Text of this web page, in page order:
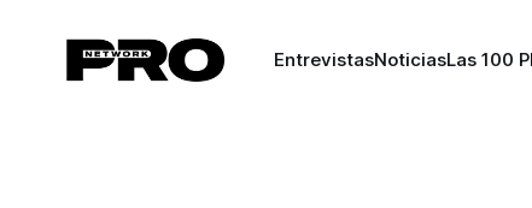
EntrevistasNoticiasLas 100